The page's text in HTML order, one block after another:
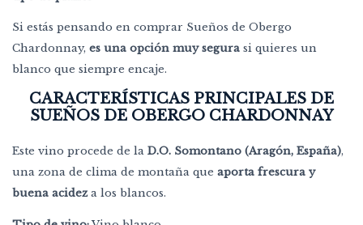
Si estás pensando en comprar Sueños de Obergo
Chardonnay, es una opción muy segura si quieres un
blanco que siempre encaje.
CARACTERÍSTICAS PRINCIPALES DE
SUEÑOS DE OBERGO CHARDONNAY
Este vino procede de la D.O. Somontano (Aragón, España),
una zona de clima de montaña que aporta frescura y
buena acideza los blancos.